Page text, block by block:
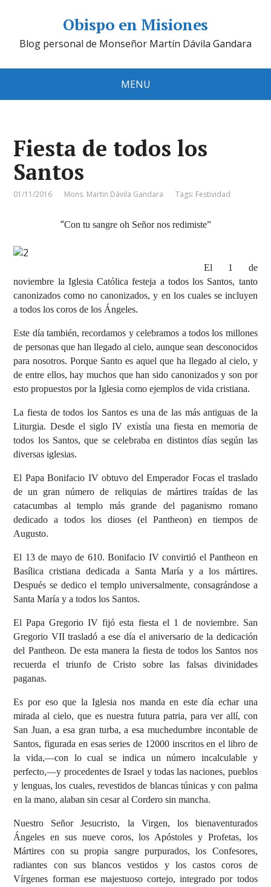
Obispo en Misiones
Blog personal de Monseñor Martín Dávila Gandara
MENU
Fiesta de todos los
Santos
01/11/2016 Mons. Martin Dávila Gandara Tags: Festividad
“Con tu sangre oh Señor nos redimiste”
El 1 de
noviembre la Iglesia Católica festeja a todos los Santos, tanto
canonizados como no canonizados, y en los cuales se incluyen
a todos los coros de los Ángeles.
Este día también, recordamos y celebramos a todos los millones
de personas que han llegado al cielo, aunque sean desconocidos
para nosotros. Porque Santo es aquel que ha llegado al cielo, y
de entre ellos, hay muchos que han sido canonizados y son por
esto propuestos por la Iglesia como ejemplos de vida cristiana.
La fiesta de todos los Santos es una de las más antiguas de la
Liturgia. Desde el siglo IV existía una fiesta en memoria de
todos los Santos, que se celebraba en distintos días según las
diversas iglesias.
El Papa Bonifacio IV obtuvo del Emperador Focas el traslado
de un gran número de reliquias de mártires traídas de las
catacumbas al templo más grande del paganismo romano
dedicado a todos los dioses (el Pantheon) en tiempos de
Augusto.
El 13 de mayo de 610. Bonifacio IV convirtió el Pantheon en
Basílica cristiana dedicada a Santa María y a los mártires.
Después se dedico el templo universalmente, consagrándose a
Santa María y a todos los Santos.
El Papa Gregorio IV fijó esta fiesta el 1 de noviembre. San
Gregorio VII trasladó a ese día el aniversario de la dedicación
del Pantheon. De esta manera la fiesta de todos los Santos nos
recuerda el triunfo de Cristo sobre las falsas divinidades
paganas.
Es por eso que la Iglesia nos manda en este día echar una
mirada al cielo, que es nuestra futura patria, para ver allí, con
San Juan, a esa gran turba, a esa muchedumbre incontable de
Santos, figurada en esas series de 12000 inscritos en el libro de
la vida,—con lo cual se indica un número incalculable y
perfecto,—y procedentes de Israel y todas las naciones, pueblos
y lenguas, los cuales, revestidos de blancas túnicas y con palma
en la mano, alaban sin cesar al Cordero sin mancha.
Nuestro Señor Jesucristo, la Virgen, los bienaventurados
Ángeles en sus nueve coros, los Apóstoles y Profetas, los
Mártires con su propia sangre purpurados, los Confesores,
radiantes con sus blancos vestidos y los castos coros de
Vírgenes forman ese majestuoso cortejo, integrado por todos